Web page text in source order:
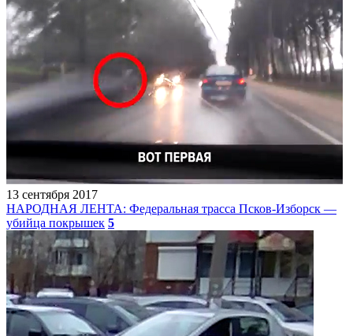
13 сентября 2017
НАРОДНАЯ ЛЕНТА: Федеральная трасса Псков-Изборск —
убийца покрышек 5